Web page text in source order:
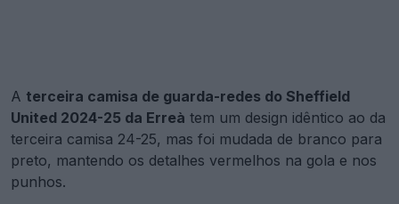
A terceira camisa de guarda-redes do Sheffield
United 2024-25 da Erreà tem um design idêntico ao da
terceira camisa 24-25, mas foi mudada de branco para
preto, mantendo os detalhes vermelhos na gola e nos
punhos.